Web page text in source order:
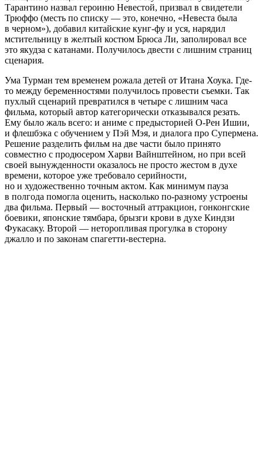
Тарантино назвал героиню Невестой, призвал в свидетели
Трюффо (месть по списку — это, конечно, «Невеста была
в черном»), добавил китайские кунг-фу и уся, нарядил
мстительницу в желтый костюм Брюса Ли, заполировал все
это якудза с катанами. Получилось двести с лишним страниц
сценария.
Ума Турман тем временем рожала детей от Итана Хоука. Где-
то между беременностями получилось провести съемки. Так
пухлый сценарий превратился в четыре с лишним часа
фильма, который автор категорически отказывался резать.
Ему было жаль всего: и аниме с предысторией О-Рен Ишии,
и флешбэка с обучением у Пэй Мэя, и диалога про Супермена.
Решение разделить фильм на две части было принято
совместно с продюсером Харви Вайнштейном, но при всей
своей вынужденности оказалось не просто жестом в духе
времени, которое уже требовало серийности,
но и художественно точным актом. Как минимум пауза
в полгода помогла оценить, насколько по-разному устроены
два фильма. Первый — восточный аттракцион, гонконгские
боевики, японские тямбара, брызги крови в духе Киндзи
Фукасаку. Второй — неторопливая прогулка в сторону
джалло и по законам спагетти-вестерна.